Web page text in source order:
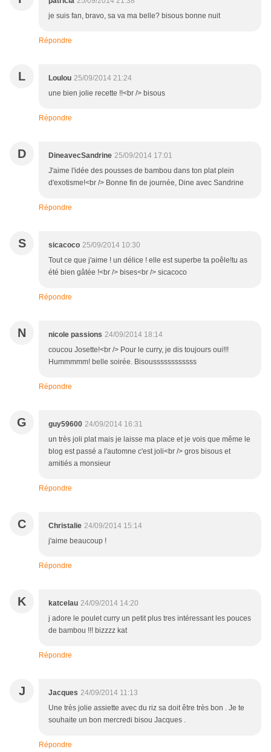
je suis fan, bravo, sa va ma belle? bisous bonne nuit
Répondre
L Loulou 25/09/2014 21:24
une bien jolie recette !!<br /> bisous
Répondre
D DineavecSandrine 25/09/2014 17:01
J'aime l'idée des pousses de bambou dans ton plat plein
d'exotisme!<br /> Bonne fin de journée, Dine avec Sandrine
Répondre
S sicacoco 25/09/2014 10:30
Tout ce que j'aime ! un délice ! elle est superbe ta poêle!tu as
été bien gâtée !<br /> bises<br /> sicacoco
Répondre
N nicole passions 24/09/2014 18:14
coucou Josette!<br /> Pour le curry, je dis toujours oui!!!
Hummmmm! belle soirée. Bisoussssssssssss
Répondre
G guy59600 24/09/2014 16:31
un très joli plat mais je laisse ma place et je vois que même le
blog est passé a l'automne c'est joli<br /> gros bisous et
amitiés a monsieur
Répondre
C Christalie 24/09/2014 15:14
j'aime beaucoup !
Répondre
K katcelau 24/09/2014 14:20
j adore le poulet curry un petit plus tres intéressant les pouces
de bambou !!! bizzzz kat
Répondre
J Jacques 24/09/2014 11:13
Une très jolie assiette avec du riz sa doit être très bon . Je te
souhaite un bon mercredi bisou Jacques .
Répondre